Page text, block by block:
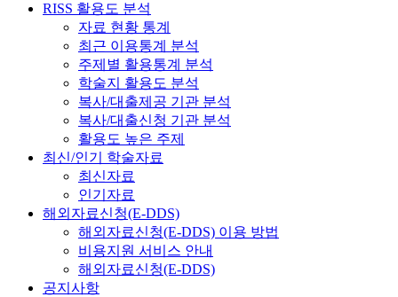
RISS 활용도 분석
자료 현황 통계
최근 이용통계 분석
주제별 활용통계 분석
학술지 활용도 분석
복사/대출제공 기관 분석
복사/대출신청 기관 분석
활용도 높은 주제
최신/인기 학술자료
최신자료
인기자료
해외자료신청(E-DDS)
해외자료신청(E-DDS) 이용 방법
비용지원 서비스 안내
해외자료신청(E-DDS)
공지사항